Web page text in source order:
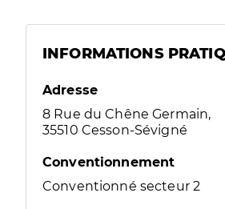
INFORMATIONS
Adresse
8 Rue du Chêne Germain,
35510 Cesson-Sévigné
Conventionnement
Conventionné secteur 2